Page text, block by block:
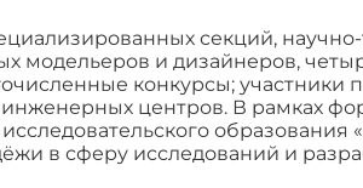
секций,
модельеров и дизайнеров,
конкурсы; участники
центров. В рамках
образования
в сферу исследований и